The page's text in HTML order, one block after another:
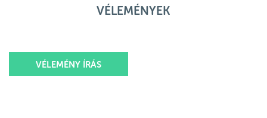
VÉLEMÉNYEK
VÉLEMÉNY ÍRÁS